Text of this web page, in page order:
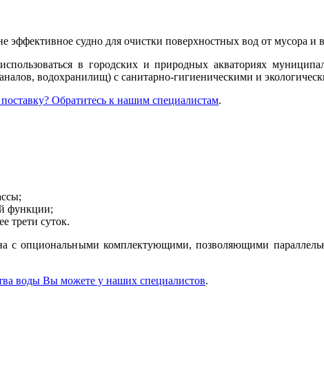
судно для очистки поверхностных вод от мусора и
в городских и природных акваториях
водохранилищ) с санитарно-гигиеническими и
Обратитесь к нашим специалистам.
функции;
трети суток.
опциональными комплектующими, позволяющими
воды Вы можете у наших специалистов.